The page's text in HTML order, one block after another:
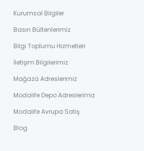
Kurumsal Bilgiler
Basın Bültenlerimiz
Bilgi Toplumu Hizmetleri
İletişim Bilgilerimiz
Mağaza Adreslerimiz
Modalife Depo Adreslerimiz
Modalife Avrupa Satış
Blog